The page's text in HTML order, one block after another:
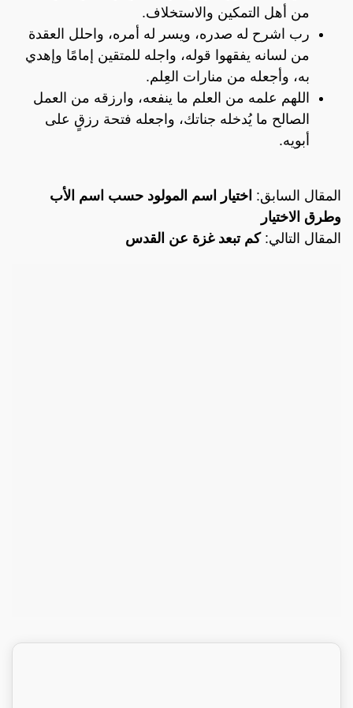
من أهل التمكين والاستخلاف.
رب اشرح له صدره، ويسر له أمره، واحلل العقدة
من لسانه يفقهوا قوله، واجله للمتقين إمامًا وإهدي
به، وأجعله من منارات العِلم.
اللهم علمه من العلم ما ينفعه، وارزقه من العمل
الصالح ما يُدخله جناتك، واجعله فتحة رزقٍ على
أبويه.
المقال السابق: اختيار اسم المولود حسب اسم الأب
وطرق الاختيار
المقال التالي:كم تبعد غزة عن القدس